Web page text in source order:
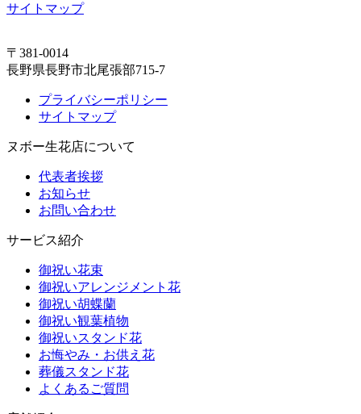
サイトマップ
〒381-0014
長野県長野市北尾張部715-7
プライバシーポリシー
サイトマップ
ヌボー生花店について
代表者挨拶
お知らせ
お問い合わせ
サービス紹介
御祝い花束
御祝いアレンジメント花
御祝い胡蝶蘭
御祝い観葉植物
御祝いスタンド花
お悔やみ・お供え花
葬儀スタンド花
よくあるご質問